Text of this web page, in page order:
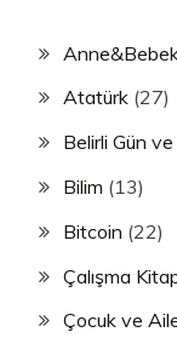
Atatürk (27)
Belirli Gün
Bilim (13)
Bitcoin (22)
Çalışma
Çocuk ve